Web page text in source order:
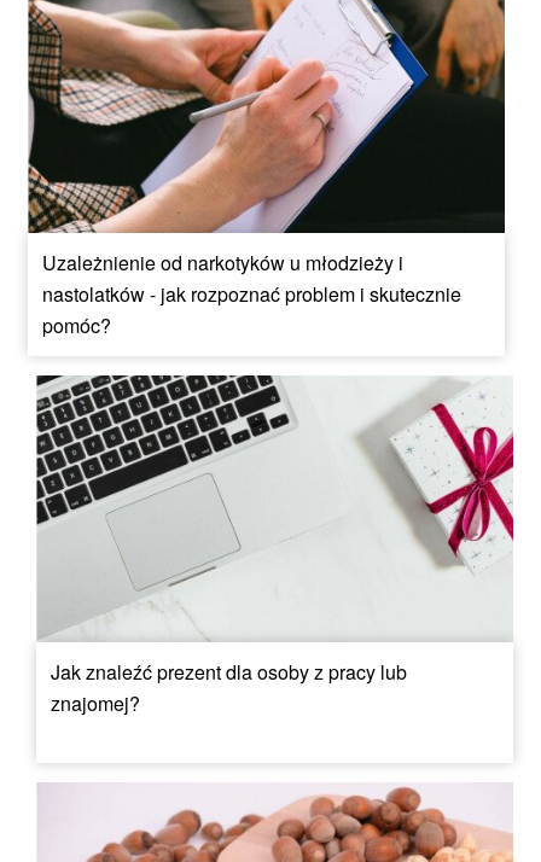
Uzależnienie od narkotyków u młodzieży i
nastolatków - jak rozpoznać problem i skutecznie
pomóc?
Jak znaleźć prezent dla osoby z pracy lub
znajomej?